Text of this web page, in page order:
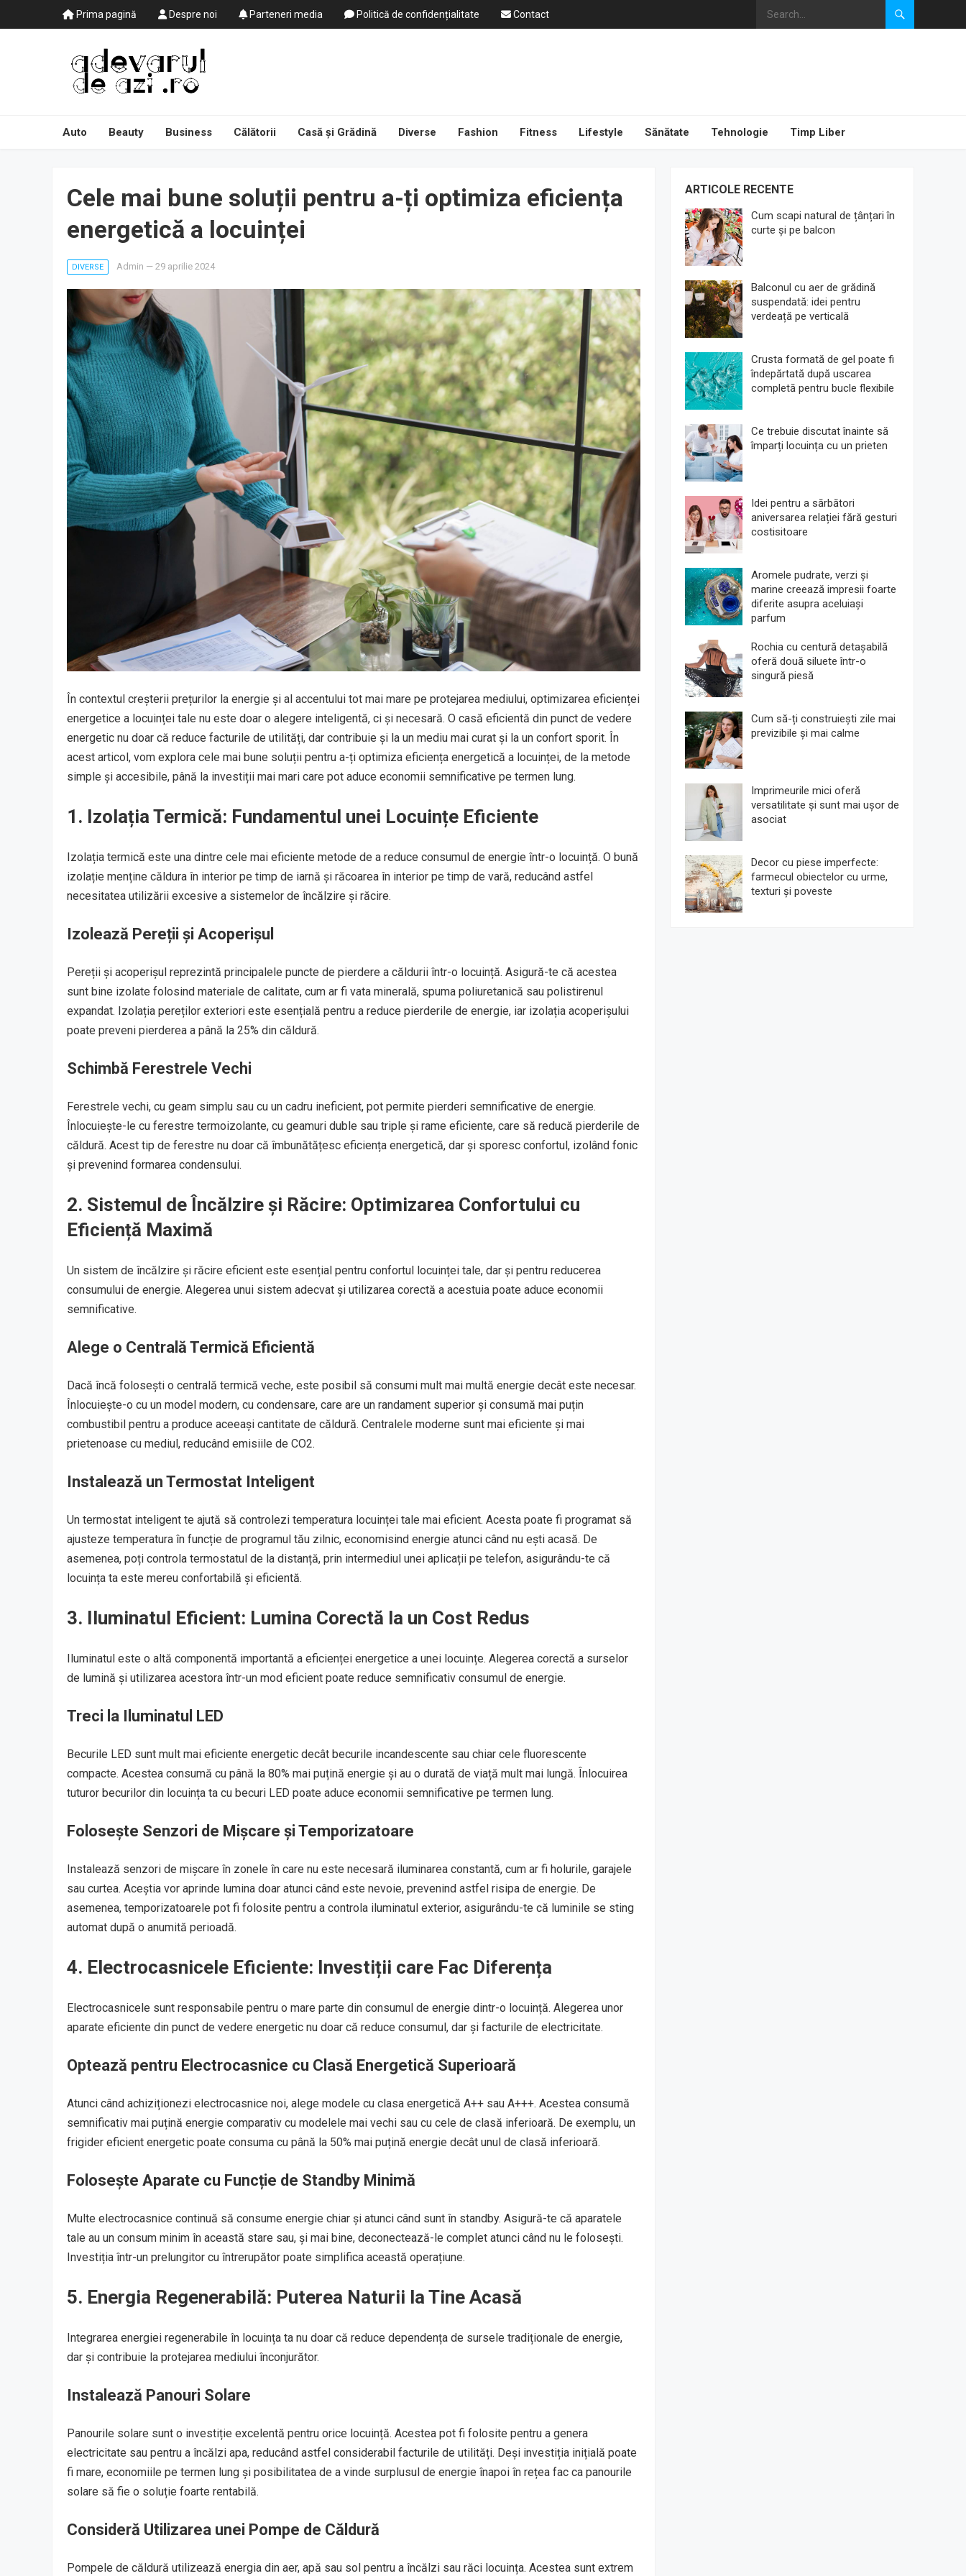
Prima pagină Despre noi Parteneri media Politică de confidențialitate Contact
Auto Beauty Business Călătorii Casă și Grădină Diverse Fashion Fitness Lifestyle Sănătate Tehnologie Timp Liber
Cele mai bune soluții pentru a-ți optimiza eficiența
energetică a locuinței
DIVERSE Admin — 29 aprilie 2024
În contextul creșterii prețurilor la energie și al accentului tot mai mare pe protejarea mediului, optimizarea eficienței
energetice a locuinței tale nu este doar o alegere inteligentă, ci și necesară. O casă eficientă din punct de vedere
energetic nu doar că reduce facturile de utilități, dar contribuie și la un mediu mai curat și la un confort sporit. În
acest articol, vom explora cele mai bune soluții pentru a-ți optimiza eficiența energetică a locuinței, de la metode
simple și accesibile, până la investiții mai mari care pot aduce economii semnificative pe termen lung.
1. Izolația Termică: Fundamentul unei Locuințe Eficiente
Izolația termică este una dintre cele mai eficiente metode de a reduce consumul de energie într-o locuință. O bună
izolație menține căldura în interior pe timp de iarnă și răcoarea în interior pe timp de vară, reducând astfel
necesitatea utilizării excesive a sistemelor de încălzire și răcire.
Izolează Pereții și Acoperișul
Pereții și acoperișul reprezintă principalele puncte de pierdere a căldurii într-o locuință. Asigură-te că acestea
sunt bine izolate folosind materiale de calitate, cum ar fi vata minerală, spuma poliuretanică sau polistirenul
expandat. Izolația pereților exteriori este esențială pentru a reduce pierderile de energie, iar izolația acoperișului
poate preveni pierderea a până la 25% din căldură.
Schimbă Ferestrele Vechi
Ferestrele vechi, cu geam simplu sau cu un cadru ineficient, pot permite pierderi semnificative de energie.
Înlocuiește-le cu ferestre termoizolante, cu geamuri duble sau triple și rame eficiente, care să reducă pierderile de
căldură. Acest tip de ferestre nu doar că îmbunătățesc eficiența energetică, dar și sporesc confortul, izolând fonic
și prevenind formarea condensului.
2. Sistemul de Încălzire și Răcire: Optimizarea Confortului cu
Eficiență Maximă
Un sistem de încălzire și răcire eficient este esențial pentru confortul locuinței tale, dar și pentru reducerea
consumului de energie. Alegerea unui sistem adecvat și utilizarea corectă a acestuia poate aduce economii
semnificative.
Alege o Centrală Termică Eficientă
Dacă încă folosești o centrală termică veche, este posibil să consumi mult mai multă energie decât este necesar.
Înlocuiește-o cu un model modern, cu condensare, care are un randament superior și consumă mai puțin
combustibil pentru a produce aceeași cantitate de căldură. Centralele moderne sunt mai eficiente și mai
prietenoase cu mediul, reducând emisiile de CO2.
Instalează un Termostat Inteligent
Un termostat inteligent te ajută să controlezi temperatura locuinței tale mai eficient. Acesta poate fi programat să
ajusteze temperatura în funcție de programul tău zilnic, economisind energie atunci când nu ești acasă. De
asemenea, poți controla termostatul de la distanță, prin intermediul unei aplicații pe telefon, asigurându-te că
locuința ta este mereu confortabilă și eficientă.
3. Iluminatul Eficient: Lumina Corectă la un Cost Redus
Iluminatul este o altă componentă importantă a eficienței energetice a unei locuințe. Alegerea corectă a surselor
de lumină și utilizarea acestora într-un mod eficient poate reduce semnificativ consumul de energie.
Treci la Iluminatul LED
Becurile LED sunt mult mai eficiente energetic decât becurile incandescente sau chiar cele fluorescente
compacte. Acestea consumă cu până la 80% mai puțină energie și au o durată de viață mult mai lungă. Înlocuirea
tuturor becurilor din locuința ta cu becuri LED poate aduce economii semnificative pe termen lung.
Folosește Senzori de Mișcare și Temporizatoare
Instalează senzori de mișcare în zonele în care nu este necesară iluminarea constantă, cum ar fi holurile, garajele
sau curtea. Aceștia vor aprinde lumina doar atunci când este nevoie, prevenind astfel risipa de energie. De
asemenea, temporizatoarele pot fi folosite pentru a controla iluminatul exterior, asigurându-te că luminile se sting
automat după o anumită perioadă.
4. Electrocasnicele Eficiente: Investiții care Fac Diferența
Electrocasnicele sunt responsabile pentru o mare parte din consumul de energie dintr-o locuință. Alegerea unor
aparate eficiente din punct de vedere energetic nu doar că reduce consumul, dar și facturile de electricitate.
Optează pentru Electrocasnice cu Clasă Energetică Superioară
Atunci când achiziționezi electrocasnice noi, alege modele cu clasa energetică A++ sau A+++. Acestea consumă
semnificativ mai puțină energie comparativ cu modelele mai vechi sau cu cele de clasă inferioară. De exemplu, un
frigider eficient energetic poate consuma cu până la 50% mai puțină energie decât unul de clasă inferioară.
Folosește Aparate cu Funcție de Standby Minimă
Multe electrocasnice continuă să consume energie chiar și atunci când sunt în standby. Asigură-te că aparatele
tale au un consum minim în această stare sau, și mai bine, deconectează-le complet atunci când nu le folosești.
Investiția într-un prelungitor cu întrerupător poate simplifica această operațiune.
5. Energia Regenerabilă: Puterea Naturii la Tine Acasă
Integrarea energiei regenerabile în locuința ta nu doar că reduce dependența de sursele tradiționale de energie,
dar și contribuie la protejarea mediului înconjurător.
Instalează Panouri Solare
Panourile solare sunt o investiție excelentă pentru orice locuință. Acestea pot fi folosite pentru a genera
electricitate sau pentru a încălzi apa, reducând astfel considerabil facturile de utilități. Deși investiția inițială poate
fi mare, economiile pe termen lung și posibilitatea de a vinde surplusul de energie înapoi în rețea fac ca panourile
solare să fie o soluție foarte rentabilă.
Consideră Utilizarea unei Pompe de Căldură
Pompele de căldură utilizează energia din aer, apă sau sol pentru a încălzi sau răci locuința. Acestea sunt extrem
ARTICOLE RECENTE
Cum scapi natural de țânțari în
curte și pe balcon
Balconul cu aer de grădină
suspendată: idei pentru
verdeață pe verticală
Crusta formată de gel poate fi
îndepărtată după uscarea
completă pentru bucle flexibile
Ce trebuie discutat înainte să
împarți locuința cu un prieten
Idei pentru a sărbători
aniversarea relației fără gesturi
costisitoare
Aromele pudrate, verzi și
marine creează impresii foarte
diferite asupra aceluiași
parfum
Rochia cu centură detașabilă
oferă două siluete într-o
singură piesă
Cum să-ți construiești zile mai
previzibile și mai calme
Imprimeurile mici oferă
versatilitate și sunt mai ușor de
asociat
Decor cu piese imperfecte:
farmecul obiectelor cu urme,
texturi și poveste